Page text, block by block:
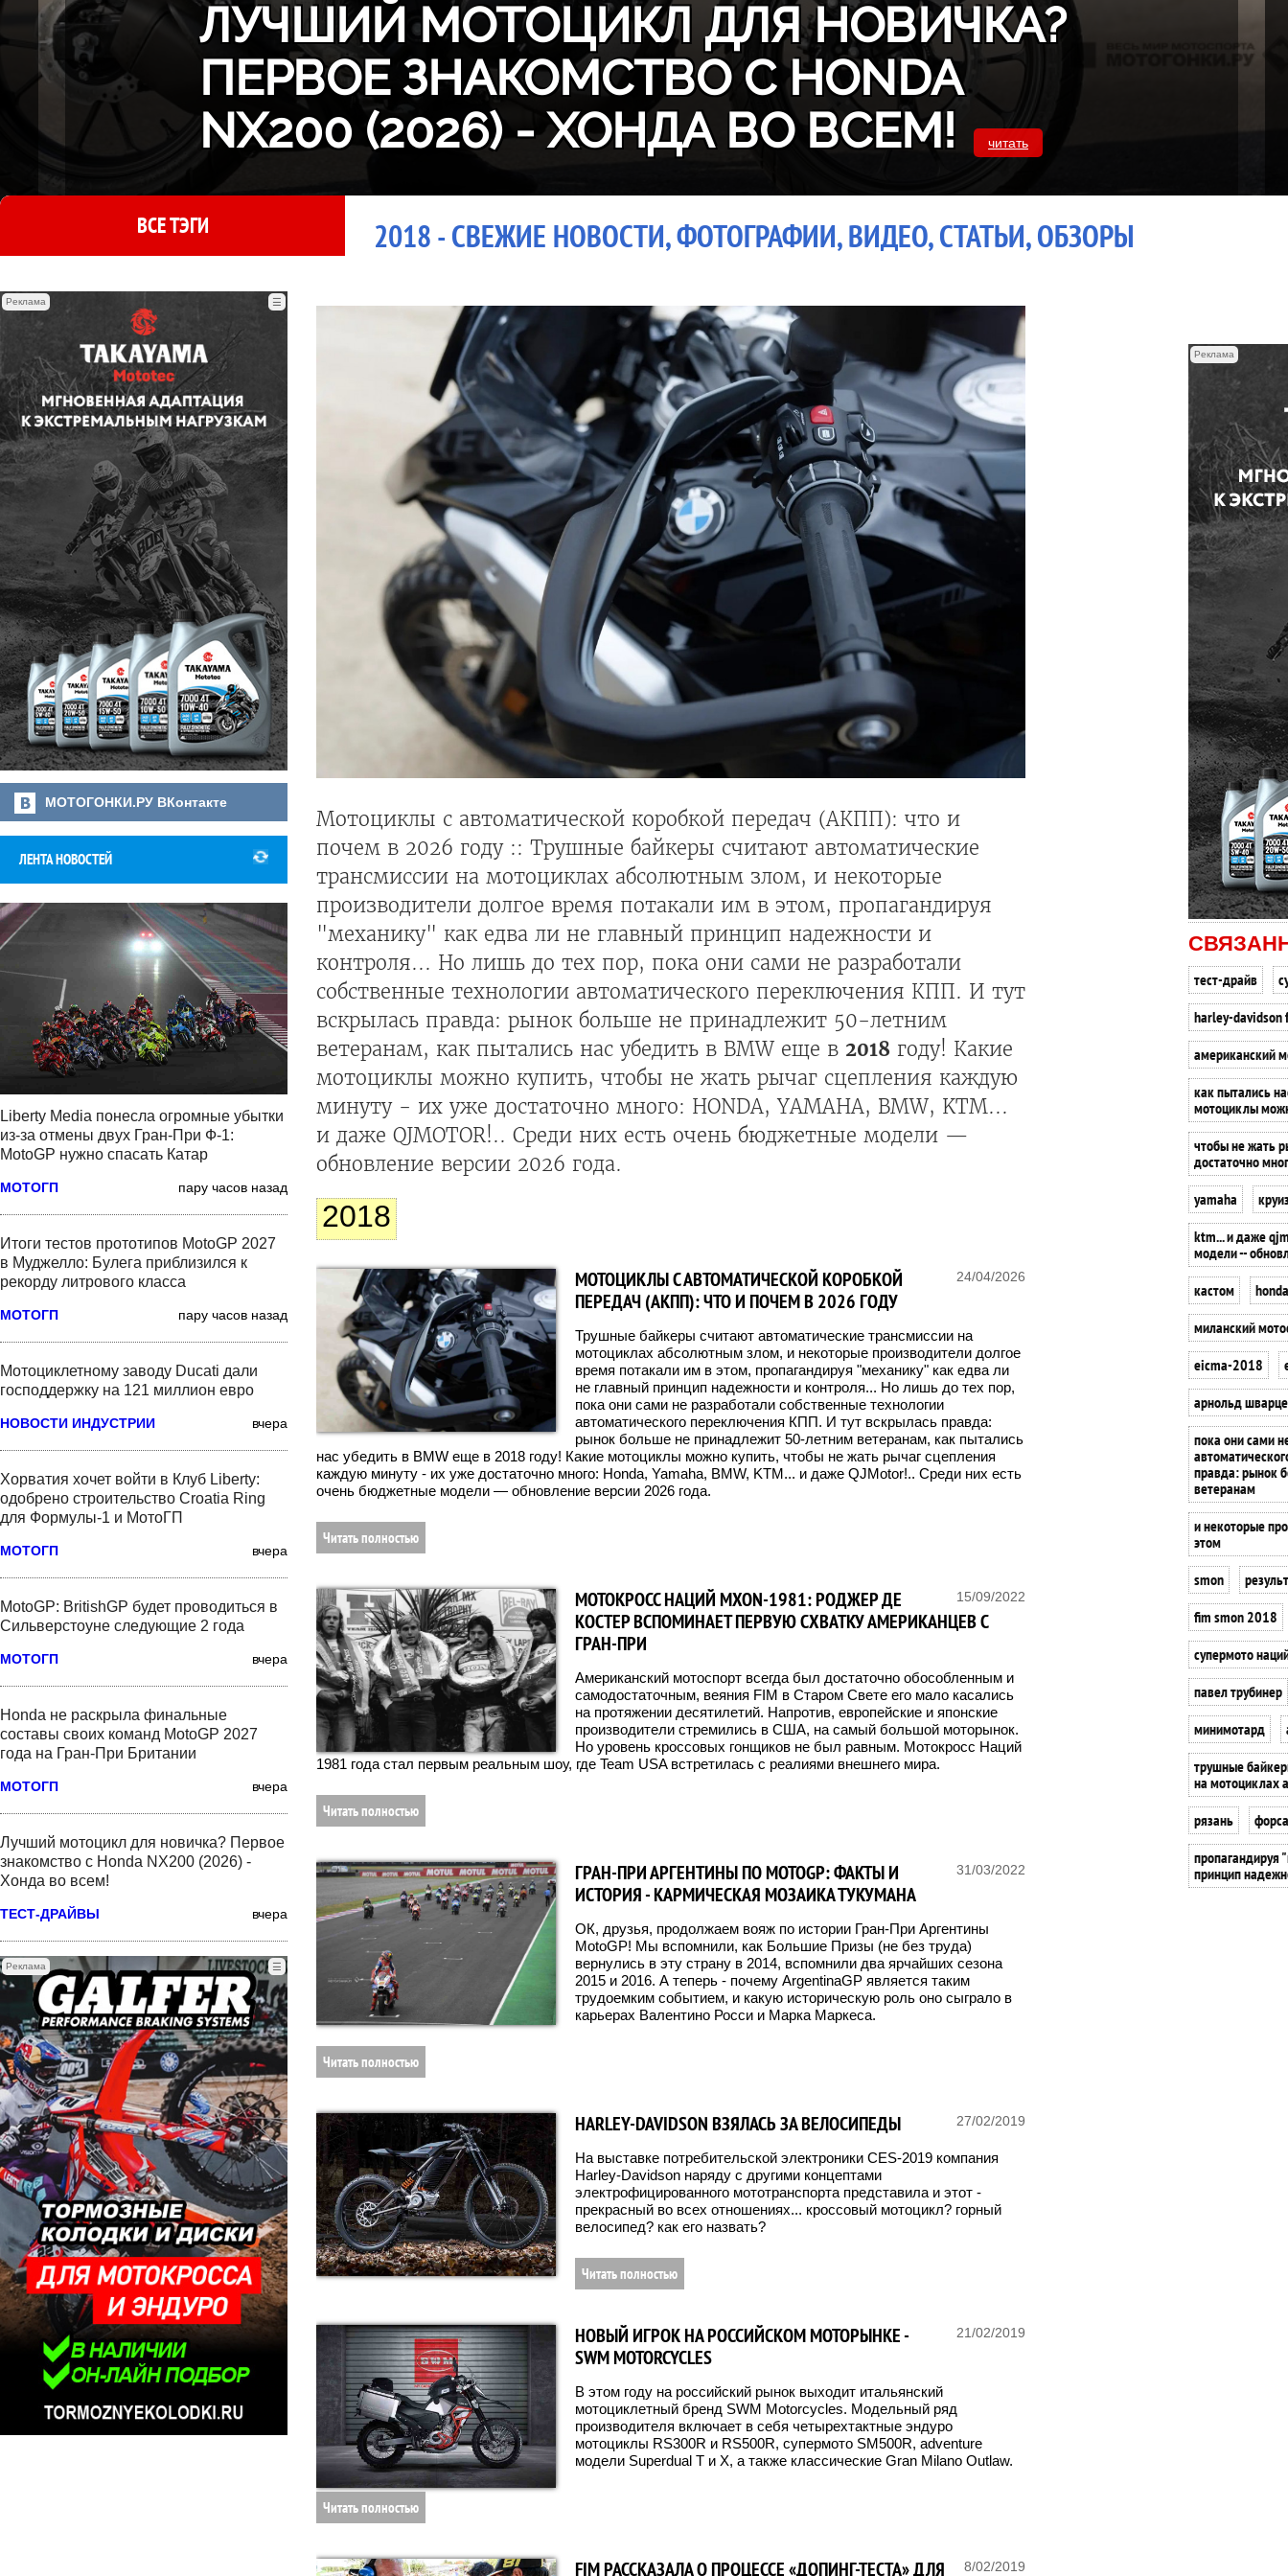
ЛУЧШИЙ МОТОЦИКЛ ДЛЯ НОВИЧКА?
ПЕРВОЕ ЗНАКОМСТВО С HONDA
NX200 (2026) - ХОНДА ВО ВСЕМ!
читать
ВСЕ ТЭГИ 2018 - СВЕЖИЕ НОВОСТИ, ФОТОГРАФИИ, ВИДЕО, СТАТЬИ, ОБЗОРЫ
Реклама ☰
МОТОГОНКИ.РУ ВКонтакте
ЛЕНТА НОВОСТЕЙ
Liberty Media понесла огромные убытки
из-за отмены двух Гран-При Ф-1:
MotoGP нужно спасать Катар
МОТОГП пару часов назад
Итоги тестов прототипов MotoGP 2027
в Муджелло: Булега приблизился к
рекорду литрового класса
МОТОГП пару часов назад
Мотоциклетному заводу Ducati дали
господдержку на 121 миллион евро
НОВОСТИ ИНДУСТРИИ вчера
Хорватия хочет войти в Клуб Liberty:
одобрено строительство Croatia Ring
для Формулы-1 и МотоГП
МОТОГП вчера
MotoGP: BritishGP будет проводиться в
Сильверстоуне следующие 2 года
МОТОГП вчера
Honda не раскрыла финальные
составы своих команд MotoGP 2027
года на Гран-При Британии
МОТОГП вчера
Лучший мотоцикл для новичка? Первое
знакомство с Honda NX200 (2026) -
Хонда во всем!
ТЕСТ-ДРАЙВЫ вчера
Реклама ☰
Мотоциклы с автоматической коробкой передач (АКПП): что и
почем в 2026 году :: Трушные байкеры считают автоматические
трансмиссии на мотоциклах абсолютным злом, и некоторые
производители долгое время потакали им в этом, пропагандируя
"механику" как едва ли не главный принцип надежности и
контроля... Но лишь до тех пор, пока они сами не разработали
собственные технологии автоматического переключения КПП. И тут
вскрылась правда: рынок больше не принадлежит 50-летним
ветеранам, как пытались нас убедить в BMW еще в 2018 году! Какие
мотоциклы можно купить, чтобы не жать рычаг сцепления каждую
минуту - их уже достаточно много: HONDA, YAMAHA, BMW, KTM...
и даже QJMOTOR!.. Среди них есть очень бюджетные модели —
обновление версии 2026 года.
2018
24/04/2026
МОТОЦИКЛЫ С АВТОМАТИЧЕСКОЙ КОРОБКОЙ
ПЕРЕДАЧ (АКПП): ЧТО И ПОЧЕМ В 2026 ГОДУ
Трушные байкеры считают автоматические трансмиссии на
мотоциклах абсолютным злом, и некоторые производители долгое
время потакали им в этом, пропагандируя "механику" как едва ли
не главный принцип надежности и контроля... Но лишь до тех пор,
пока они сами не разработали собственные технологии
автоматического переключения КПП. И тут вскрылась правда:
рынок больше не принадлежит 50-летним ветеранам, как пытались
нас убедить в BMW еще в 2018 году! Какие мотоциклы можно купить, чтобы не жать рычаг сцепления
каждую минуту - их уже достаточно много: Honda, Yamaha, BMW, KTM... и даже QJMotor!.. Среди них есть
очень бюджетные модели — обновление версии 2026 года.
Читать полностью
15/09/2022
МОТОКРОСС НАЦИЙ MXON-1981: РОДЖЕР ДЕ
КОСТЕР ВСПОМИНАЕТ ПЕРВУЮ СХВАТКУ АМЕРИКАНЦЕВ С
ГРАН-ПРИ
Американский мотоспорт всегда был достаточно обособленным и
самодостаточным, веяния FIM в Старом Свете его мало касались
на протяжении десятилетий. Напротив, европейские и японские
производители стремились в США, на самый большой моторынок.
Но уровень кроссовых гонщиков не был равным. Мотокросс Наций
1981 года стал первым реальным шоу, где Team USA встретилась с реалиями внешнего мира.
Читать полностью
31/03/2022
ГРАН-ПРИ АРГЕНТИНЫ ПО MOTOGP: ФАКТЫ И
ИСТОРИЯ - КАРМИЧЕСКАЯ МОЗАИКА ТУКУМАНА
ОК, друзья, продолжаем вояж по истории Гран-При Аргентины
MotoGP! Мы вспомнили, как Большие Призы (не без труда)
вернулись в эту страну в 2014, вспомнили два ярчайших сезона
2015 и 2016. А теперь - почему ArgentinaGP является таким
трудоемким событием, и какую историческую роль оно сыграло в
карьерах Валентино Росси и Марка Маркеса.
Читать полностью
27/02/2019
HARLEY-DAVIDSON ВЗЯЛАСЬ ЗА ВЕЛОСИПЕДЫ
На выставке потребительской электроники CES-2019 компания
Harley-Davidson наряду с другими концептами
электрофицированного мототранспорта представила и этот -
прекрасный во всех отношениях... кроссовый мотоцикл? горный
велосипед? как его назвать?
Читать полностью
21/02/2019
НОВЫЙ ИГРОК НА РОССИЙСКОМ МОТОРЫНКЕ -
SWM MOTORCYCLES
В этом году на российский рынок выходит итальянский
мотоциклетный бренд SWM Motorcycles. Модельный ряд
производителя включает в себя четырехтактные эндуро
мотоциклы RS300R и RS500R, супермото SM500R, adventure
модели Superdual T и X, а также классические Gran Milano Outlaw.
Читать полностью
8/02/2019
FIM РАССКАЗАЛА О ПРОЦЕССЕ «ДОПИНГ-ТЕСТА» ДЛЯ
Реклама
тест-драйв
harley-davidson
американский
как пытались
мотоциклы
чтобы не жать
достаточно
yamaha
ktm... и даже
модели --
кастом
миланский
eicma-2018
арнольд
пока они сами
правда: рынок
ветеранам
и некоторые
этом
smon
fim smon 2018
супермото
павел трубинер
минимотард
трушные
на мотоциклах
рязань
пропагандируя
принцип